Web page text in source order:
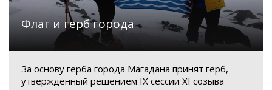
Флаг и герб города
За основу герба города Магадана принят герб,
утверждённый решением IX сессии XI созыва